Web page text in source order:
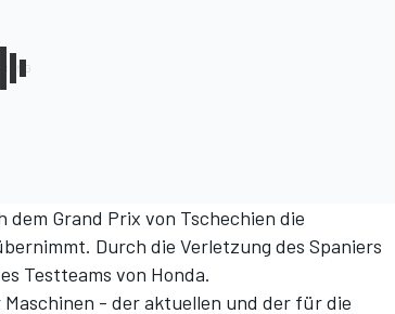
Grand Prix von Tschechien die
Durch die Verletzung des Spaniers
Testteams von Honda.
- der aktuellen und der für die